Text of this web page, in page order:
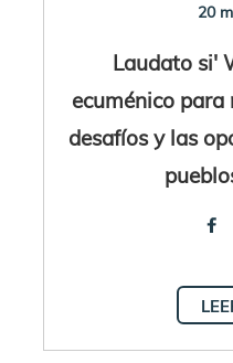
20
Laudato si'
ecuménico
desafíos y las